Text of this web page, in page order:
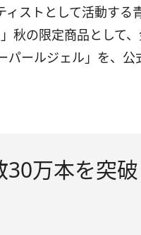
ストとして活動する
秋の限定商品として
パールジェル」を、
30万本を突